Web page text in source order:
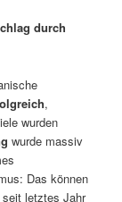
durch
,
wurden
wurde massiv
Das können
seit letztes Jahr